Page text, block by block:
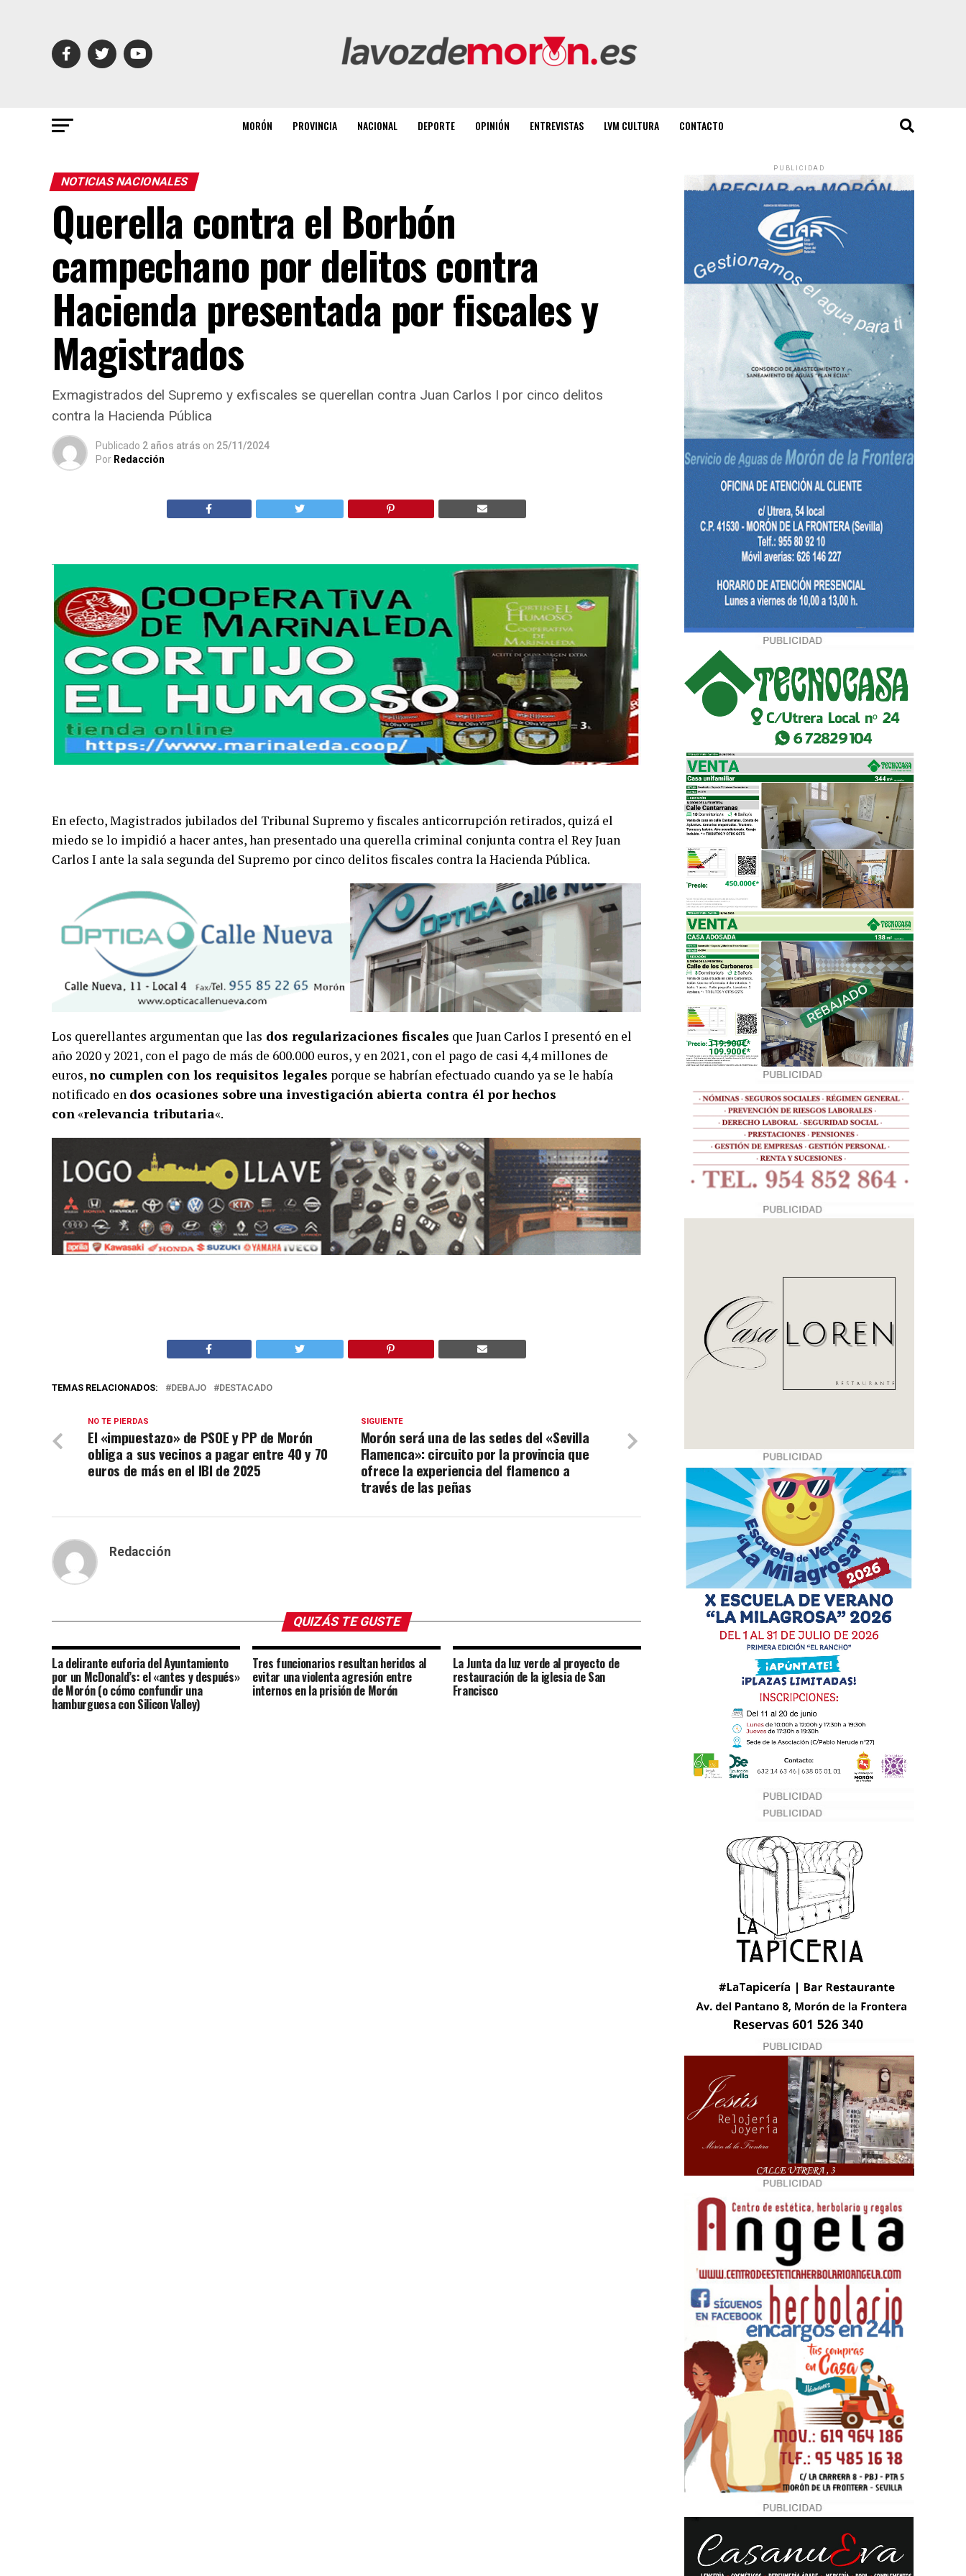
MORÓN PROVINCIA NACIONAL DEPORTE OPINIÓN ENTREVISTAS LVM CULTURA CONTACTO
NOTICIAS NACIONALES
Querella contra el Borbón
campechano por delitos contra
Hacienda presentada por fiscales y
Magistrados
Exmagistrados del Supremo y exfiscales se querellan contra Juan Carlos I por cinco delitos
contra la Hacienda Pública
Publicado 2 años atrás on 25/11/2024
Por Redacción
En efecto, Magistrados jubilados del Tribunal Supremo y fiscales anticorrupción retirados, quizá el
miedo se lo impidió a hacer antes, han presentado una querella criminal conjunta contra el Rey Juan
Carlos I ante la sala segunda del Supremo por cinco delitos fiscales contra la Hacienda Pública.
Los querellantes argumentan que las dos regularizaciones fiscales que Juan Carlos I presentó en el
año 2020 y 2021, con el pago de más de 600.000 euros, y en 2021, con el pago de casi 4,4 millones de
euros,no cumplen con los requisitos legales porque se habrían efectuado cuando ya se le había
notificado en dos ocasiones sobreuna investigación abierta contra él por hechos
con«relevancia tributaria«.
TEMAS RELACIONADOS: DEBAJO DESTACADO
SIGUIENTE
Morón será una de las sedes del «Sevilla
Flamenca»: circuito por la provincia que
ofrece la experiencia del flamenco a
través de las peñas
NO TE PIERDAS
El «impuestazo» de PSOE y PP de Morón
obliga a sus vecinos a pagar entre 40 y 70
euros de más en el IBI de 2025
Redacción
QUIZÁS TE GUSTE
La delirante euforia del Ayuntamiento
por un McDonald’s: el «antes y después»
de Morón (o cómo confundir una
hamburguesa con Silicon Valley)
Tres funcionarios resultan heridos al
evitar una violenta agresión entre
internos en la prisión de Morón
La Junta da luz verde al proyecto de
restauración de la iglesia de San
Francisco
PUBLICIDAD